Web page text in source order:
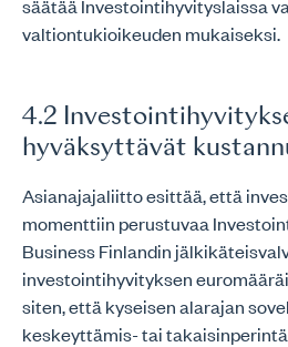
säätää Investointihyvityslaissa
valtiontukioikeuden mukaiseksi.
4.2
hyväksyttävät
Asianajajaliitto esittää, että
momenttiin perustuvaa
Business Finlandin
investointihyvityksen
siten, että kyseisen alarajan
keskeyttämis- tai